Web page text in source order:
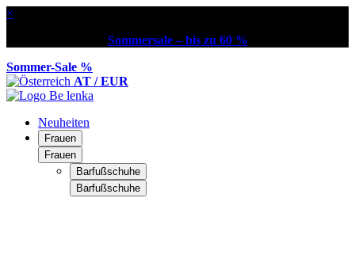
×
Sommersale – bis zu 60 %
Sommer-Sale %
AT / EUR
Neuheiten
Frauen
Frauen
Barfußschuhe
Barfußschuhe